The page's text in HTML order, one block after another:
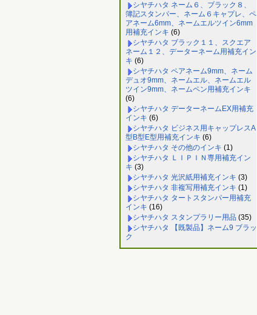
シヤチハタ ネーム６、ブラック８、
簿記スタンパー、ネーム６キャプレ、ペ
アネーム6mm、ネームエルツイン6mm
用補充インキ (6)
シヤチハタ ブラック１１、スクエア
ネーム１２、データーネーム用補充イン
キ (6)
シヤチハタ ペアネーム9mm、ネーム
デュオ9mm、ネームエル、ネームエル
ツイン9mm、ネームペン用補充インキ
(6)
シヤチハタ データーネームEX用補充
インキ (6)
シヤチハタ ビジネス用キャップレスA
型B型E型用補充インキ (6)
シヤチハタ その他のインキ (1)
シヤチハタ ＬＩＰＩＮ専用補充イン
キ (3)
シヤチハタ 光沢紙用補充インキ (3)
シヤチハタ 非複写用補充インキ (1)
シヤチハタ タートスタンパー用補充
インキ (16)
シヤチハタ スタンプラリー用品 (35)
シヤチハタ 【既製品】ネーム9 ブラッ
ク